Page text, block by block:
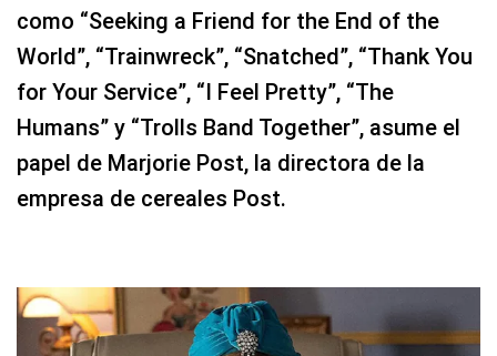
como “Seeking a Friend for the End of the
World”, “Trainwreck”, “Snatched”, “Thank You
for Your Service”, “I Feel Pretty”, “The
Humans” y “Trolls Band Together”, asume el
papel de Marjorie Post, la directora de la
empresa de cereales Post.